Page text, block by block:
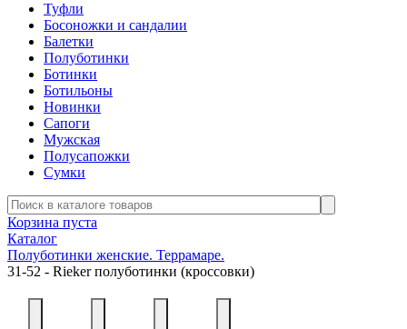
Туфли
Босоножки и сандалии
Балетки
Полуботинки
Ботинки
Ботильоны
Новинки
Сапоги
Мужская
Полусапожки
Сумки
Корзина пуста
Каталог
Полуботинки женские. Террамаре.
31-52 - Rieker полуботинки (кроссовки)